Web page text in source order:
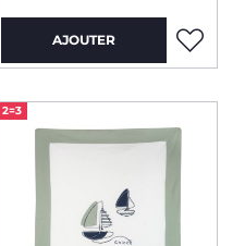
AJOUTER
2=3